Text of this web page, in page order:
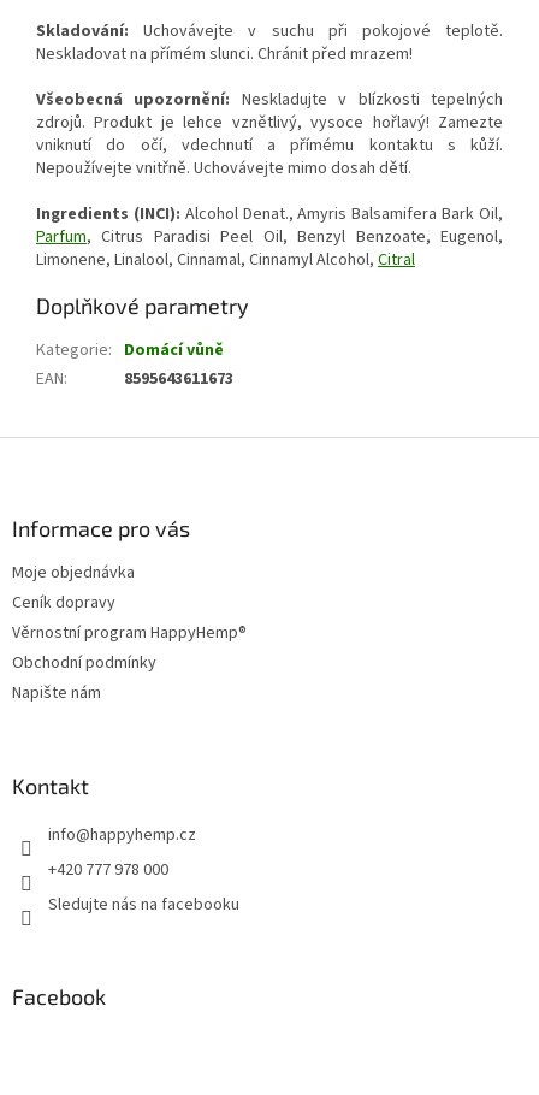
Skladování: Uchovávejte v suchu při pokojové teplotě.
Neskladovat na přímém slunci. Chránit před mrazem!
Všeobecná upozornění: Neskladujte v blízkosti tepelných
zdrojů. Produkt je lehce vznětlivý, vysoce hořlavý! Zamezte
vniknutí do očí, vdechnutí a přímému kontaktu s kůží.
Nepoužívejte vnitřně. Uchovávejte mimo dosah dětí.
Ingredients (INCI): Alcohol Denat., Amyris Balsamifera Bark Oil,
Parfum, Citrus Paradisi Peel Oil, Benzyl Benzoate, Eugenol,
Limonene, Linalool, Cinnamal, Cinnamyl Alcohol, Citral
Doplňkové parametry
Kategorie: Domácí vůně
EAN: 8595643611673
Informace pro vás
Moje objednávka
Ceník dopravy
Věrnostní program HappyHemp®
Obchodní podmínky
Napište nám
Kontakt
info@happyhemp.cz
+420 777 978 000
Sledujte nás na facebooku
Facebook